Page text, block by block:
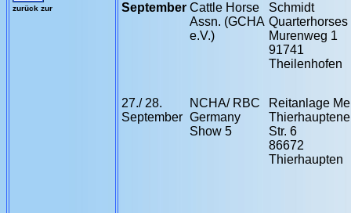
zurück zur
September Cattle Horse
Assn. (GCHA
e.V.)
Schmidt
Quarterhorses
Murenweg 1
91741
Theilenhofen
27./ 28.
September
NCHA/ RBC
Germany
Show 5
Reitanlage
Str. 6
86672
Thierhaupten